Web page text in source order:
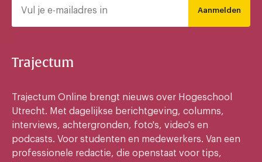
Aanmelden
Trajectum
Trajectum Online brengt nieuws over Hogeschool
Utrecht. Met dagelijkse berichtgeving, columns,
interviews, achtergronden, foto's, video's en
podcasts. Voor studenten en medewerkers. Van een
professionele redactie, die openstaat voor tips,